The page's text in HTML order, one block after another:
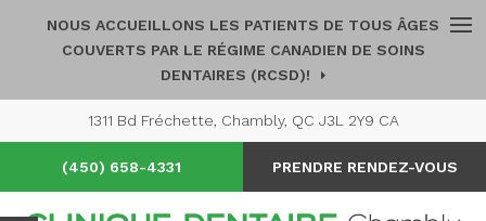
NOUS ACCUEILLONS LES PATIENTS DE TOUS ÂGES
COUVERTS PAR LE RÉGIME CANADIEN DE SOINS
DENTAIRES (RCSD)!
1311 Bd Fréchette Chambly QC J3L 2Y9 CA
(450) 658-4331 PRENDRE RENDEZ-VOUS